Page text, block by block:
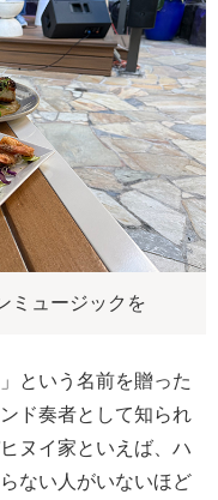
ミュージックを
という名前を贈った
ド奏者として知られ
ヌイ家といえば、ハ
ない人がいないほど